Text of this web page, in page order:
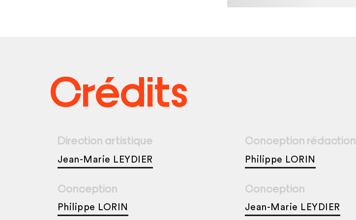
Crédits
Direction artistique
Jean-Marie LEYDIER
Conception rédaction
Philippe LORIN
Conception
Philippe LORIN
Conception
Jean-Marie LEYDIER